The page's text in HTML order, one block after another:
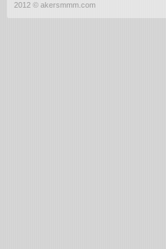
2012 © akersmmm.com